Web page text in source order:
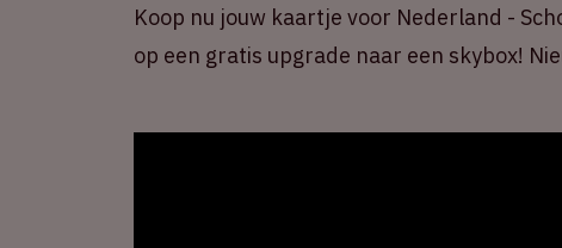
Koop nu jouw kaartje voor Nederland -
op een gratis upgrade naar een skybox!